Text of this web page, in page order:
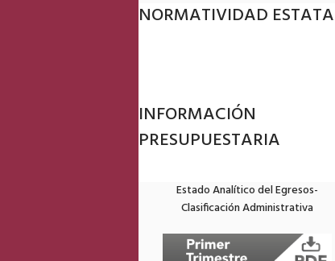
NORMATIVIDAD
INFORMACIÓN
PRESUPUESTARIA
Estado Analítico del Egresos-
Clasificación Administrativa